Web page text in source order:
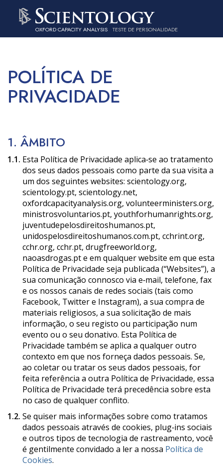
OXFORD CAPACITY ANALYSIS TESTE DE PERSONALIDADE
POLÍTICA DE
PRIVACIDADE
1. ÂMBITO
1.1. Esta Política de Privacidade aplica‑se ao tratamento
dos seus dados pessoais como parte da sua visita a
um dos seguintes websites: scientology.org,
scientology.pt, scientology.net,
oxfordcapacityanalysis.org, volunteerministers.org,
ministrosvoluntarios.pt, youthforhumanrights.org,
juventudepelosdireitoshumanos.pt,
unidospelosdireitoshumanos.com.pt, cchrint.org,
cchr.org, cchr.pt, drugfreeworld.org,
naoasdrogas.pt e em qualquer website em que esta
Política de Privacidade seja publicada (“Websites”), a
sua comunicação connosco via e‑mail, telefone, fax
e os nossos canais de redes sociais (tais como
Facebook, Twitter e Instagram), a sua compra de
materiais religiosos, a sua solicitação de mais
informação, o seu registo ou participação num
evento ou o seu donativo. Esta Política de
Privacidade também se aplica a qualquer outro
contexto em que nos forneça dados pessoais. Se,
ao coletar ou tratar os seus dados pessoais, for
feita referência a outra Política de Privacidade, essa
Política de Privacidade terá precedência sobre esta
no caso de qualquer conflito.
1.2. Se quiser mais informações sobre como tratamos
dados pessoais através de cookies, plug‑ins sociais
e outros tipos de tecnologia de rastreamento, você
é gentilmente convidado a ler a nossa Política de
Cookies.